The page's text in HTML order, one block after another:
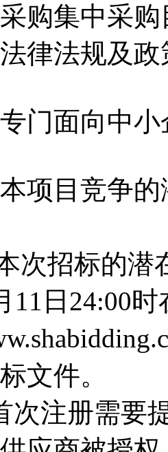
采购集中采
律法规及政
门面向中
项目竞争
次招标的潜
11日24:00
文件。
次注册需